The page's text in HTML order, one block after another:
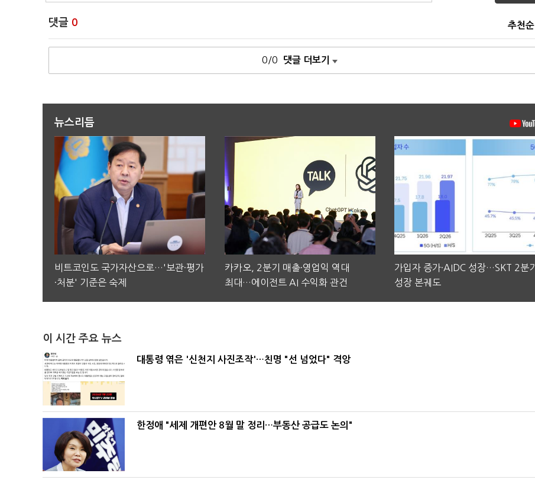
댓글 0 추천순
0/0 댓글 더보기
뉴스리듬
비트코인도 국가자산으로…'보관·평가
·처분' 기준은 숙제
카카오, 2분기 매출·영업익 역대
최대…에이전트 AI 수익화 관건
가입자 증가·AIDC 성장…SKT 2분기
성장 본궤도
이 시간 주요 뉴스
대통령 엮은 '신천지 사진조작'…친명 "선 넘었다" 격앙
한정애 "세제 개편안 8월 말 정리…부동산 공급도 논의"